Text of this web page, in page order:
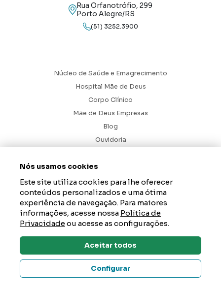
Rua Orfanotrófio, 299
Porto Alegre/RS
(51) 3252.3900
Núcleo de Saúde e Emagrecimento
Hospital Mãe de Deus
Corpo Clínico
Mãe de Deus Empresas
Blog
Ouvidoria
Desenvolvido por
Axysweb
responsabilidade social que tem como propósito gerar impacto
positivo na vida das pessoas e acolher a esperança de um mundo
Dúvidas? Tire Aqui
Nós usamos cookies
Este site utiliza cookies para lhe oferecer
conteúdos personalizados e uma ótima
experiência de navegação. Para maiores
informações, acesse nossa Política de
Privacidadeou acesse as configurações.
Aceitar todos
Configurar